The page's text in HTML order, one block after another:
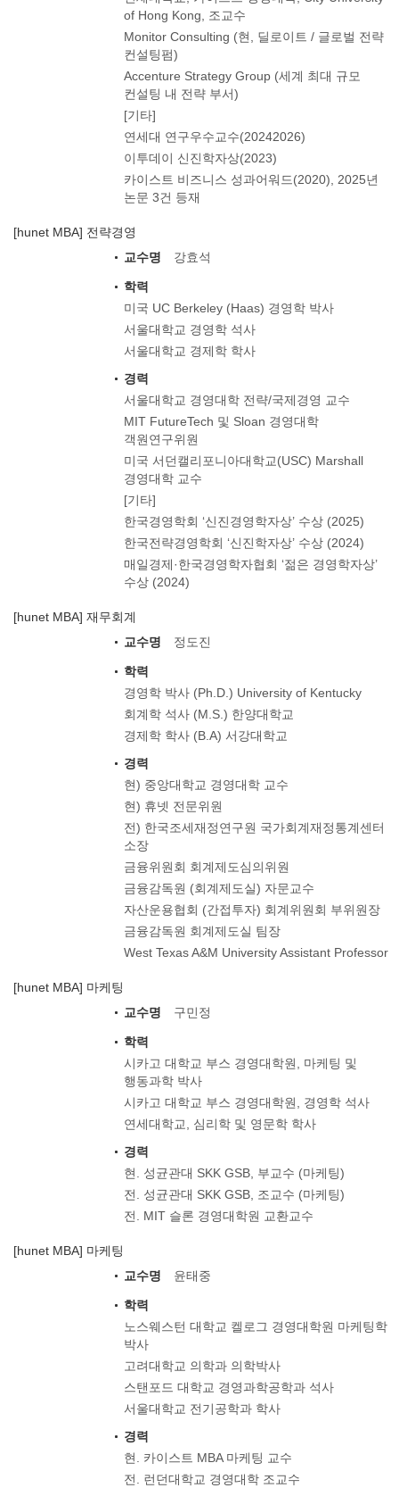
of Hong Kong, 조교수
Monitor Consulting (현, 딜로이트 / 글로벌 전략
컨설팅펌)
Accenture Strategy Group (세계 최대 규모
컨설팅 내 전략 부서)
[기타]
연세대 연구우수교수(20242026)
이투데이 신진학자상(2023)
카이스트 비즈니스 성과어워드(2020), 2025년
논문 3건 등재
[hunet MBA] 전략경영
교수명
강효석
학력
미국 UC Berkeley (Haas) 경영학 박사
서울대학교 경영학 석사
서울대학교 경제학 학사
경력
서울대학교 경영대학 전략/국제경영 교수
MIT FutureTech 및 Sloan 경영대학
객원연구위원
미국 서던캘리포니아대학교(USC) Marshall
경영대학 교수
[기타]
한국경영학회 ‘신진경영학자상’ 수상 (2025)
한국전략경영학회 ‘신진학자상’ 수상 (2024)
매일경제·한국경영학자협회 ‘젊은 경영학자상’
수상 (2024)
[hunet MBA] 재무회계
교수명
정도진
학력
경영학 박사 (Ph.D.) University of Kentucky
회계학 석사 (M.S.) 한양대학교
경제학 학사 (B.A) 서강대학교
경력
현) 중앙대학교 경영대학 교수
현) 휴넷 전문위원
전) 한국조세재정연구원 국가회계재정통계센터
소장
금융위원회 회계제도심의위원
금융감독원 (회계제도실) 자문교수
자산운용협회 (간접투자) 회계위원회 부위원장
금융감독원 회계제도실 팀장
West Texas A&M University Assistant Professor
[hunet MBA] 마케팅
교수명
구민정
학력
시카고 대학교 부스 경영대학원, 마케팅 및
행동과학 박사
시카고 대학교 부스 경영대학원, 경영학 석사
연세대학교, 심리학 및 영문학 학사
경력
현. 성균관대 SKK GSB, 부교수 (마케팅)
전. 성균관대 SKK GSB, 조교수 (마케팅)
전. MIT 슬론 경영대학원 교환교수
[hunet MBA] 마케팅
교수명
윤태중
학력
노스웨스턴 대학교 켈로그 경영대학원 마케팅학
박사
고려대학교 의학과 의학박사
스탠포드 대학교 경영과학공학과 석사
서울대학교 전기공학과 학사
경력
현. 카이스트 MBA 마케팅 교수
전. 런던대학교 경영대학 조교수